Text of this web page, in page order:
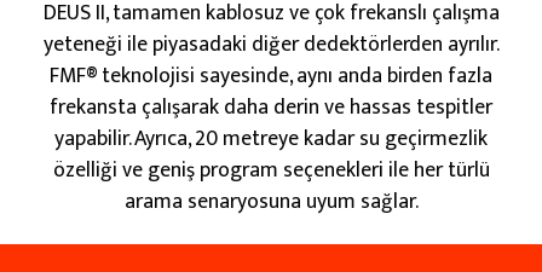
DEUS II, tamamen kablosuz ve çok frekanslı çalışma
yeteneği ile piyasadaki diğer dedektörlerden ayrılır.
FMF® teknolojisi sayesinde, aynı anda birden fazla
frekansta çalışarak daha derin ve hassas tespitler
yapabilir. Ayrıca, 20 metreye kadar su geçirmezlik
özelliği ve geniş program seçenekleri ile her türlü
arama senaryosuna uyum sağlar.